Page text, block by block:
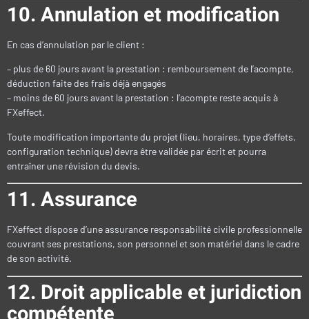
10. Annulation et modification
En cas d’annulation par le client :
– plus de 60 jours avant la prestation : remboursement de l’acompte,
déduction faite des frais déjà engagés
– moins de 60 jours avant la prestation : l’acompte reste acquis à
FXeffect.
Toute modification importante du projet (lieu, horaires, type d’effets,
configuration technique) devra être validée par écrit et pourra
entraîner une révision du devis.
11. Assurance
FXeffect dispose d’une assurance responsabilité civile professionnelle
couvrant ses prestations, son personnel et son matériel dans le cadre
de son activité.
12. Droit applicable et juridiction